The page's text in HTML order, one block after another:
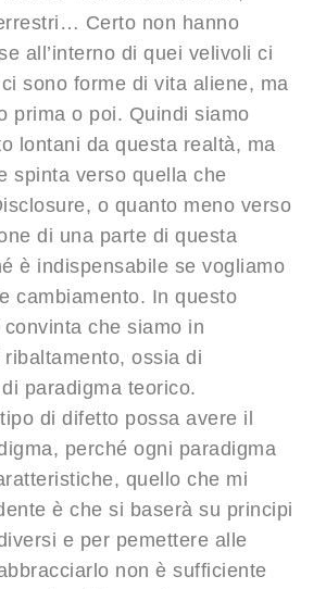
Certo non hanno
all’interno di quei velivoli ci
sono forme di vita aliene, ma
prima o poi. Quindi siamo
lontani da questa realtà, ma
spinta verso quella che
o quanto meno verso
di una parte di questa
è indispensabile se vogliamo
cambiamento. In questo
che siamo in
ribaltamento, ossia di
paradigma teorico.
di difetto possa avere il
perché ogni paradigma
quello che mi
è che si baserà su principi
e per pemettere alle
non è sufficiente